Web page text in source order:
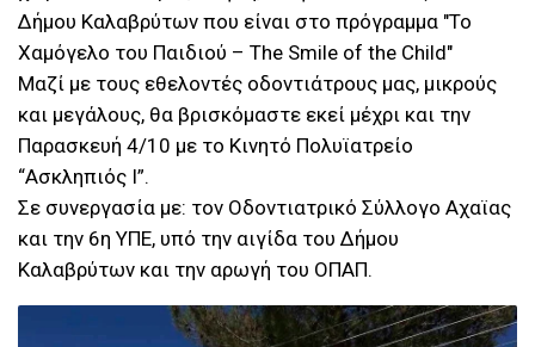
Δήμου Καλαβρύτων που είναι στο πρόγραμμα "Το
Χαμόγελο του Παιδιού – The Smile of the Child"
Μαζί με τους εθελοντές οδοντιάτρους μας, μικρούς
και μεγάλους, θα βρισκόμαστε εκεί μέχρι και την
Παρασκευή 4/10 με το Κινητό Πολυϊατρείο
“Ασκληπιός Ι”.
Σε συνεργασία με: τον Οδοντιατρικό Σύλλογο Αχαϊας
και την 6η ΥΠΕ, υπό την αιγίδα του Δήμου
Καλαβρύτων και την αρωγή του ΟΠΑΠ.